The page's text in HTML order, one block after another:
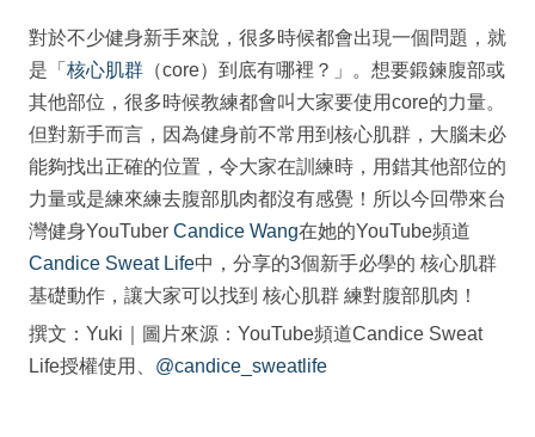
對於不少健身新手來說，很多時候都會出現一個問題，就
是「 核心肌群 （core）到底有哪裡？」。想要鍛鍊腹部或
其他部位，很多時候教練都會叫大家要使用core的力量。
但對新手而言，因為健身前不常用到核心肌群，大腦未必
能夠找出正確的位置，令大家在訓練時，用錯其他部位的
力量或是練來練去腹部肌肉都沒有感覺！所以今回帶來台
灣健身YouTuber Candice Wang在她的YouTube頻道
Candice Sweat Life中，分享的3個新手必學的 核心肌群
基礎動作，讓大家可以找到 核心肌群 練對腹部肌肉！
撰文：Yuki｜圖片來源：YouTube頻道Candice Sweat
Life授權使用、 @candice_sweatlife